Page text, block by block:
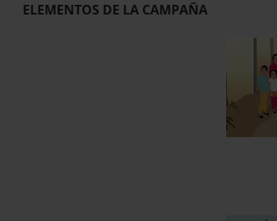
ELEMENTOS DE LA CAMPAÑA